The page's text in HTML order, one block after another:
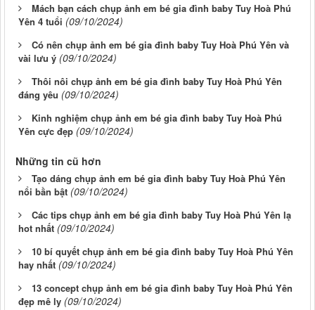
Mách bạn cách chụp ảnh em bé gia đình baby Tuy Hoà Phú
Yên 4 tuổi (09/10/2024)
Có nên chụp ảnh em bé gia đình baby Tuy Hoà Phú Yên và
vài lưu ý (09/10/2024)
Thôi nôi chụp ảnh em bé gia đình baby Tuy Hoà Phú Yên
đáng yêu (09/10/2024)
Kinh nghiệm chụp ảnh em bé gia đình baby Tuy Hoà Phú
Yên cực đẹp (09/10/2024)
Những tin cũ hơn
Tạo dáng chụp ảnh em bé gia đình baby Tuy Hoà Phú Yên
nổi bần bật (09/10/2024)
Các tips chụp ảnh em bé gia đình baby Tuy Hoà Phú Yên lạ
hot nhất (09/10/2024)
10 bí quyết chụp ảnh em bé gia đình baby Tuy Hoà Phú Yên
hay nhất (09/10/2024)
13 concept chụp ảnh em bé gia đình baby Tuy Hoà Phú Yên
đẹp mê ly (09/10/2024)